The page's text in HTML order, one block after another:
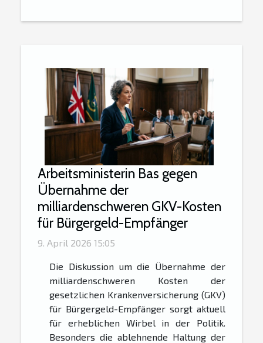
Arbeitsministerin Bas gegen
Übernahme der
milliardenschweren GKV-Kosten
für Bürgergeld-Empfänger
9. April 2026 15:05
Die Diskussion um die Übernahme der
milliardenschweren Kosten der
gesetzlichen Krankenversicherung (GKV)
für Bürgergeld-Empfänger sorgt aktuell
für erheblichen Wirbel in der Politik.
Besonders die ablehnende Haltung der